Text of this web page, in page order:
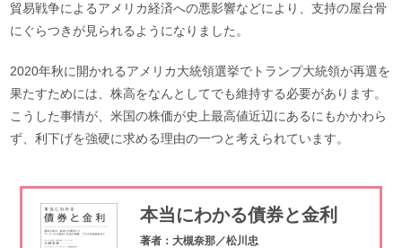
貿易戦争によるアメリカ経済への悪影響などにより、支持の屋台骨
にぐらつきが見られるようになりました。
2020年秋に開かれるアメリカ大統領選挙でトランプ大統領が再選を
果たすためには、株高をなんとしてでも維持する必要があります。
こうした事情が、米国の株価が史上最高値近辺にあるにもかかわら
ず、利下げを強硬に求める理由の一つと考えられています。
本当にわかる債券と金利
著者：大槻奈那／松川忠